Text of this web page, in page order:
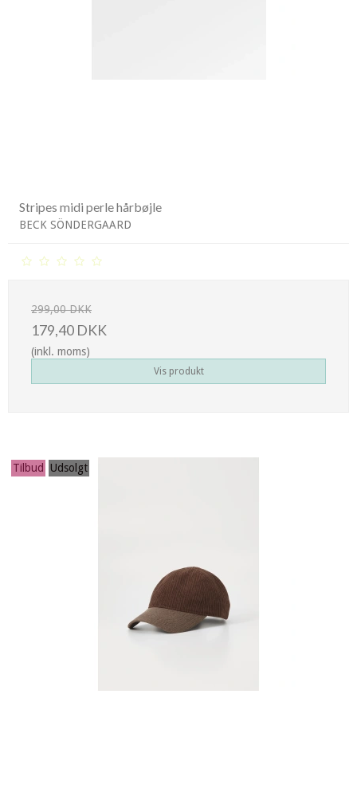
Stripes midi perle hårbøjle
BECK SÖNDERGAARD
299,00 DKK
179,40 DKK
(inkl. moms)
Vis produkt
Tilbud Udsolgt